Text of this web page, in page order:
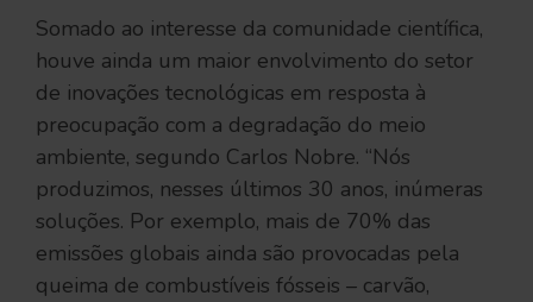
Somado ao interesse da comunidade científica,
houve ainda um maior envolvimento do setor
de inovações tecnológicas em resposta à
preocupação com a degradação do meio
ambiente, segundo Carlos Nobre. “Nós
produzimos, nesses últimos 30 anos, inúmeras
soluções. Por exemplo, mais de 70% das
emissões globais ainda são provocadas pela
queima de combustíveis fósseis – carvão,